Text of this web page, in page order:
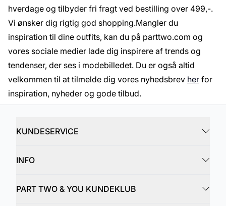
hverdage og tilbyder fri fragt ved bestilling over 499,-.
Vi ønsker dig rigtig god shopping.Mangler du
inspiration til dine outfits, kan du på parttwo.com og
vores sociale medier lade dig inspirere af trends og
tendenser, der ses i modebilledet. Du er også altid
velkommen til at tilmelde dig vores nyhedsbrev her for
inspiration, nyheder og gode tilbud.
KUNDESERVICE
INFO
PART TWO & YOU KUNDEKLUB